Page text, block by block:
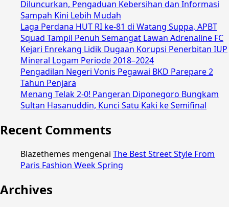
Diluncurkan, Pengaduan Kebersihan dan Informasi
Sampah Kini Lebih Mudah
Laga Perdana HUT RI ke-81 di Watang Suppa, APBT
Squad Tampil Penuh Semangat Lawan Adrenaline FC
Kejari Enrekang Lidik Dugaan Korupsi Penerbitan IUP
Mineral Logam Periode 2018–2024
Pengadilan Negeri Vonis Pegawai BKD Parepare 2
Tahun Penjara
Menang Telak 2-0! Pangeran Diponegoro Bungkam
Sultan Hasanuddin, Kunci Satu Kaki ke Semifinal
Recent Comments
Blazethemes mengenai The Best Street Style From
Paris Fashion Week Spring
Archives